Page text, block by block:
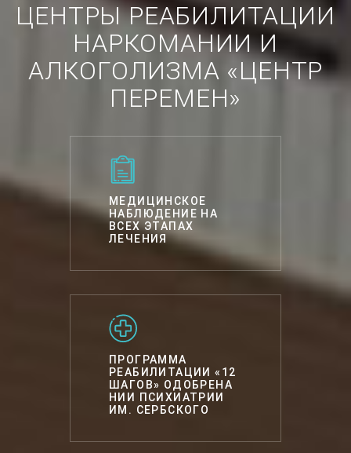
ЦЕНТРЫ РЕАБИЛИТАЦИИ
НАРКОМАНИИ И
АЛКОГОЛИЗМА «ЦЕНТР
ПЕРЕМЕН»
МЕДИЦИНСКОЕ
НАБЛЮДЕНИЕ НА
ВСЕХ ЭТАПАХ
ЛЕЧЕНИЯ
ПРОГРАММА
РЕАБИЛИТАЦИИ «12
ШАГОВ» ОДОБРЕНА
НИИ ПСИХИАТРИИ
ИМ. СЕРБСКОГО